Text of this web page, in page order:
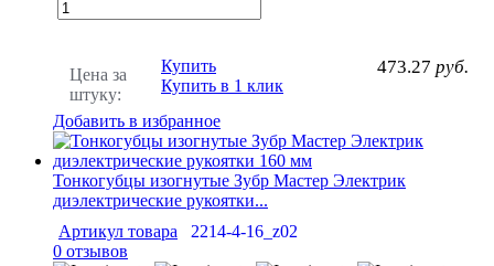
Цена за
штуку:
473.27 руб.
Купить
Купить в 1 клик
Добавить в избранное
Тонкогубцы изогнутые Зубр Мастер Электрик
диэлектрические рукоятки...
Артикул товара
2214-4-16_z02
0 отзывов